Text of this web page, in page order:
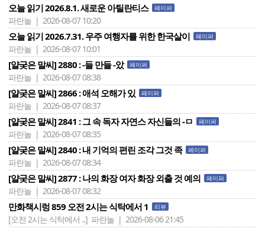
오늘 읽기 2026.8.1. 새로운 아틸란티스 페이퍼
파란놀 | 2026-08-07 10:20
오늘 읽기 2026.7.31. 우주 여행자를 위한 한국살이 페이퍼
파란놀 | 2026-08-07 10:01
[얄궂은 말씨] 2880 : -들 만들 -았 페이퍼
파란놀 | 2026-08-07 08:38
[얄궂은 말씨] 2866 : 애석 오해가 있 페이퍼
파란놀 | 2026-08-07 08:37
[얄궂은 말씨] 2841 : 그 속 독자 자연스 자신들의 -ㅁ 페이퍼
파란놀 | 2026-08-07 08:35
[얄궂은 말씨] 2840 : 내 기억의 편린 조각 그것 족 페이퍼
파란놀 | 2026-08-07 08:34
[얄궂은 말씨] 2877 : 나의 화장 여자 화장 외출 것 예의 페이퍼
파란놀 | 2026-08-07 08:32
만화책시렁 859 오전 2시는 식탁에서 1 리뷰
[오전 2시는 식탁에서 ..] 파란놀 | 2026-08-06 21:45